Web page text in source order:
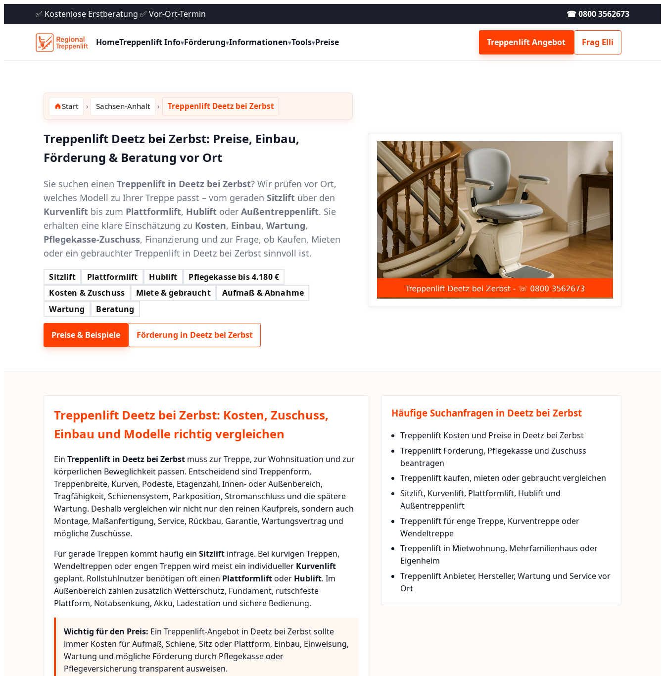
✅ Kostenlose Erstberatung ✅ Vor-Ort-Termin ☎ 0800 3562673
HomeTreppenlift Info▾Förderung▾Informationen▾Tools▾Preise Treppenlift Angebot Frag Elli
Start Sachsen-Anhalt Treppenlift Deetz bei Zerbst
Treppenlift Deetz bei Zerbst: Preise, Einbau,
Förderung & Beratung vor Ort
Sie suchen einen Treppenlift in Deetz bei Zerbst? Wir prüfen vor Ort,
welches Modell zu Ihrer Treppe passt – vom geraden Sitzlift über den
Kurvenlift bis zum Plattformlift, Hublift oder Außentreppenlift. Sie
erhalten eine klare Einschätzung zu Kosten, Einbau, Wartung,
Pflegekasse-Zuschuss, Finanzierung und zur Frage, ob Kaufen, Mieten
oder ein gebrauchter Treppenlift in Deetz bei Zerbst sinnvoll ist.
Sitzlift Plattformlift Hublift
Pflegekasse bis 4.180 €
Kosten & Zuschuss
Miete & gebraucht
Aufmaß & Abnahme
Wartung
Beratung
Preise & Beispiele Förderung in Deetz bei Zerbst
Treppenlift Deetz bei Zerbst: Kosten, Zuschuss,
Einbau und Modelle richtig vergleichen
Ein Treppenlift in Deetz bei Zerbst muss zur Treppe, zur Wohnsituation und zur
körperlichen Beweglichkeit passen. Entscheidend sind Treppenform,
Treppenbreite, Kurven, Podeste, Etagenzahl, Innen- oder Außenbereich,
Tragfähigkeit, Schienensystem, Parkposition, Stromanschluss und die spätere
Wartung. Deshalb vergleichen wir nicht nur den reinen Kaufpreis, sondern auch
Montage, Maßanfertigung, Service, Rückbau, Garantie, Wartungsvertrag und
mögliche Zuschüsse.
Für gerade Treppen kommt häufig ein Sitzlift infrage. Bei kurvigen Treppen,
Wendeltreppen oder engen Treppen wird meist ein individueller Kurvenlift
geplant. Rollstuhlnutzer benötigen oft einen Plattformliftoder Hublift. Im
Außenbereich zählen zusätzlich Wetterschutz, Fundament, rutschfeste
Plattform, Notabsenkung, Akku, Ladestation und sichere Bedienung.
Wichtig für den Preis: Ein Treppenlift-Angebot in Deetz bei Zerbst sollte
immer Kosten für Aufmaß, Schiene, Sitz oder Plattform, Einbau, Einweisung,
Wartung und mögliche Förderung durch Pflegekasse oder
Pflegeversicherung transparent ausweisen.
Häufige Suchanfragen in Deetz bei Zerbst
Treppenlift Kosten und Preise in Deetz bei Zerbst
Treppenlift Förderung, Pflegekasse und Zuschuss
beantragen
Treppenlift kaufen, mieten oder gebraucht vergleichen
Sitzlift, Kurvenlift, Plattformlift, Hublift und
Außentreppenlift
Treppenlift für enge Treppe, Kurventreppe oder
Wendeltreppe
Treppenlift in Mietwohnung, Mehrfamilienhaus oder
Eigenheim
Treppenlift Anbieter, Hersteller, Wartung und Service vor
Ort